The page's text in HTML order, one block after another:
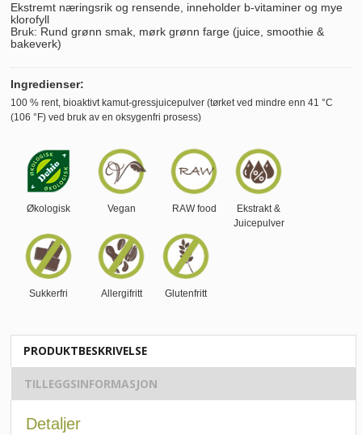
Ekstremt næringsrik og rensende, inneholder b-vitaminer og mye
klorofyll
Bruk: Rund grønn smak, mørk grønn farge (juice, smoothie &
bakeverk)
Ingredienser:
100 % rent, bioaktivt kamut-gressjuicepulver (tørket ved mindre enn 41 °C
(106 °F) ved bruk av en oksygenfri prosess)
Økologisk Vegan RAW food
Ekstrakt &
Juicepulver
Sukkerfri Allergifritt Glutenfritt
PRODUKTBESKRIVELSE
TILLEGGSINFORMASJON
Detaljer